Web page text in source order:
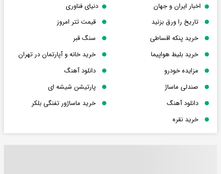
اخبار ایران و جهان
دنیای فناوری
تاریخ را ورق بزنید
قیمت تتر امروز
خرید پنکه اقساطی
سنگ قبر
خرید بلیط هواپیما
خرید خانه و آپارتمان در تهران
مزایده خودرو
دانلود آهنگ
صندلی ماساژ
پارتیشن شیشه ای
دانلود آهنگ
خرید ماساژور تفنگی بلکر
خرید نقره